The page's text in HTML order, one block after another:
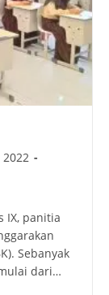
IX, panitia
Sebanyak
dari…